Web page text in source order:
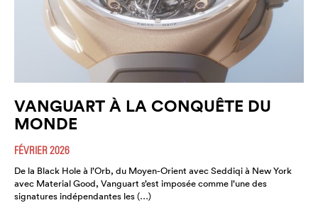
VANGUART À LA CONQUÊTE DU
MONDE
FÉVRIER 2026
De la Black Hole à l’Orb, du Moyen-Orient avec Seddiqi à New York
avec Material Good, Vanguart s’est imposée comme l’une des
signatures indépendantes les (…)